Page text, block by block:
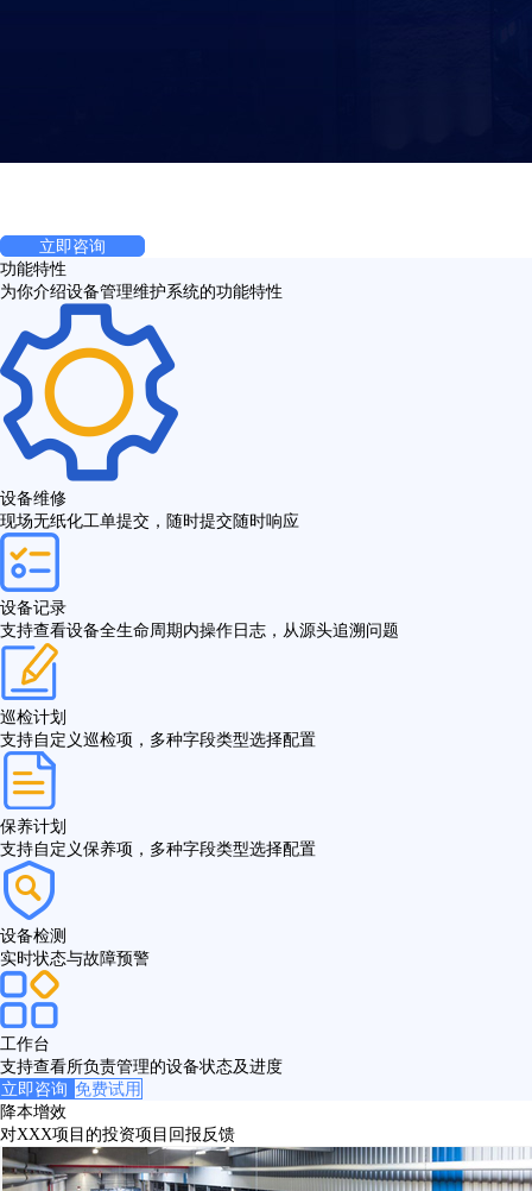
立即咨询
功能特性
为你介绍设备管理维护系统的功能特性
设备维修
现场无纸化工单提交，随时提交随时响应
设备记录
支持查看设备全生命周期内操作日志，从源头追溯问题
巡检计划
支持自定义巡检项，多种字段类型选择配置
保养计划
支持自定义保养项，多种字段类型选择配置
设备检测
实时状态与故障预警
工作台
支持查看所负责管理的设备状态及进度
立即咨询 免费试用
降本增效
对XXX项目的投资项目回报反馈